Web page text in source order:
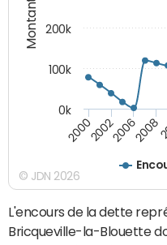
2000200220062008
0k
100k
200k
© JDN 2026
L'encours de la dette
Bricqueville-la-Blouette